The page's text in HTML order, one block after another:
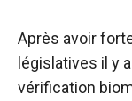
Après avoir
législatives il y
vérification